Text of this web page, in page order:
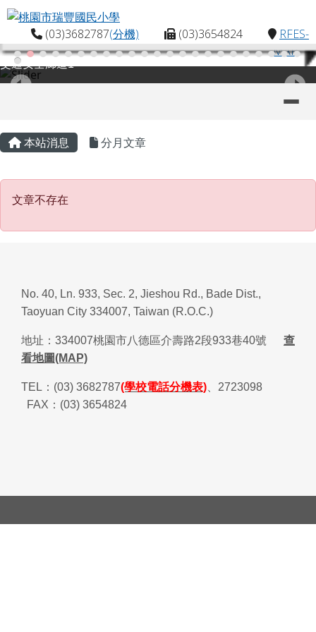
跳至主內容區
桃園市瑞豐國民小學
(03)3682787(分機) (03)3654824
RFES-
MAP
交通安全廊道1
主內容區域
本站消息 分月文章
文章不存在
文章不存在
頁尾區域
No. 40, Ln. 933, Sec. 2, Jieshou Rd., Bade Dist.,
Taoyuan City 334007, Taiwan (R.O.C.)
地址： 334007桃園市八德區介壽路2段933巷40號
查
看地圖(MAP)
TEL ： (03) 3682787(學校電話分機表)
2723098
FAX ： (03) 3654824